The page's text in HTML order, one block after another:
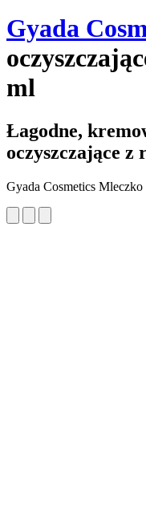
Gyada
ml
Łagodne,
oczyszczające
Gyada Cosmetics